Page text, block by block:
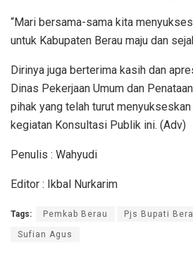
“Mari bersama-sama kita
untuk Kabupaten Berau maju dan
Dirinya juga berterima kasih dan
Dinas Pekerjaan Umum dan
pihak yang telah turut
kegiatan Konsultasi Publik ini. (Adv)
Penulis : Wahyudi
Editor : Ikbal Nurkarim
Tags: Pemkab Berau Pjs Bupati
Sufian Agus